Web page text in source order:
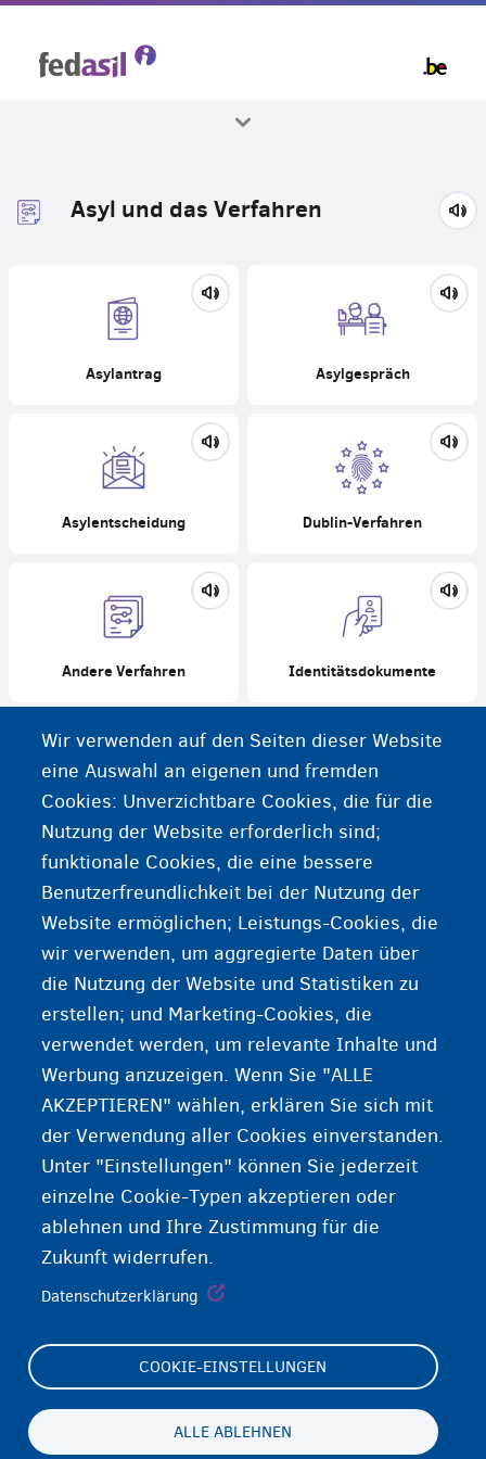
Asyl und das Verfahren
Asylantrag Asylgespräch
Asylentscheidung Dublin-Verfahren
Andere Verfahren Identitätsdokumente
Menschenhandel oder
Menschenschmuggel
Widerrechtlicher Aufenthalt
Suche nach Ihrer Familie
Wir verwenden auf den Seiten dieser Website
eine Auswahl an eigenen und fremden
Cookies: Unverzichtbare Cookies, die für die
Nutzung der Website erforderlich sind;
funktionale Cookies, die eine bessere
Benutzerfreundlichkeit bei der Nutzung der
Website ermöglichen; Leistungs-Cookies, die
wir verwenden, um aggregierte Daten über
die Nutzung der Website und Statistiken zu
erstellen; und Marketing-Cookies, die
verwendet werden, um relevante Inhalte und
Werbung anzuzeigen. Wenn Sie "ALLE
AKZEPTIEREN" wählen, erklären Sie sich mit
der Verwendung aller Cookies einverstanden.
Unter "Einstellungen" können Sie jederzeit
einzelne Cookie-Typen akzeptieren oder
ablehnen und Ihre Zustimmung für die
Zukunft widerrufen.
Datenschutzerklärung
COOKIE-EINSTELLUNGEN
ALLE ABLEHNEN
Footer
(menu)
Cookie Settings